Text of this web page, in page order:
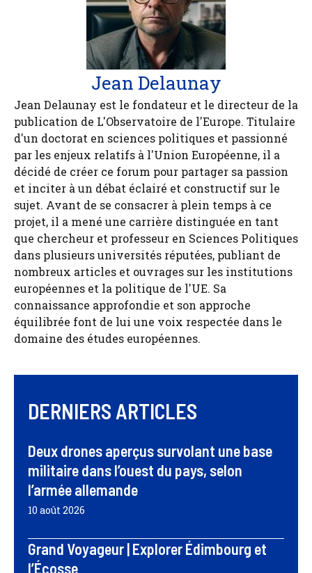
Jean Delaunay
Jean Delaunay est le fondateur et le directeur de la
publication de L'Observatoire de l'Europe. Titulaire
d'un doctorat en sciences politiques et passionné
par les enjeux relatifs à l'Union Européenne, il a
décidé de créer ce forum pour partager sa passion
et inciter à un débat éclairé et constructif sur le
sujet. Avant de se consacrer à plein temps à ce
projet, il a mené une carrière distinguée en tant
que chercheur et professeur en Sciences Politiques
dans plusieurs universités réputées, publiant de
nombreux articles et ouvrages sur les institutions
européennes et la politique de l'UE. Sa
connaissance approfondie et son approche
équilibrée font de lui une voix respectée dans le
domaine des études européennes.
DERNIERS ARTICLES
Deux drones aperçus survolant une base
militaire dans l’ouest du pays, selon
l’armée allemande
10 août 2026
Grand Voyageur | Explorer Édimbourg et
l’Écosse